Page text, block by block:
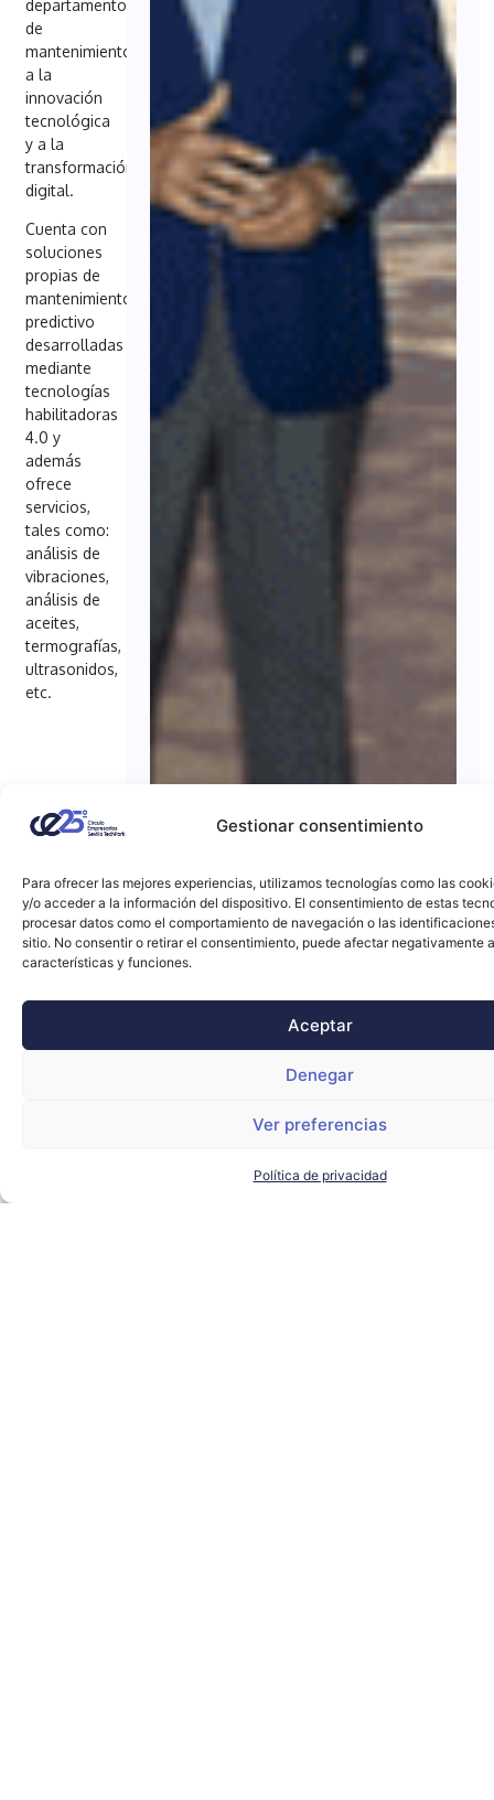
Gestionar consentimiento
Para ofrecer las mejores experiencias, utilizamos tecnologías como las
y/o acceder a la información del dispositivo. El consentimiento de estas
procesar datos como el comportamiento de navegación o las
sitio. No consentir o retirar el consentimiento, puede afectar negativamente
características y funciones.
Aceptar
Denegar
Ver preferencias
Política de privacidad
departamentos
de
mantenimiento
a la
innovación
tecnológica
y a la
transformación
digital.
Cuenta con
soluciones
propias de
mantenimiento
predictivo
desarrolladas
mediante
tecnologías
habilitadoras
4.0 y
además
ofrece
servicios,
tales como:
análisis de
vibraciones,
análisis de
aceites,
termografías,
ultrasonidos,
etc.